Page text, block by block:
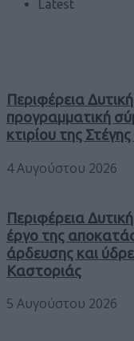
Latest
Περιφέρεια
προγραμματική
κτιρίου της
4 Αυγούστου 2026
Περιφέρεια
έργο της
άρδευσης και
Καστοριάς
5 Αυγούστου 2026